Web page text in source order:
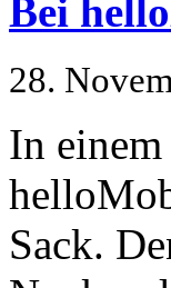
Bei
28.
In
Sack.